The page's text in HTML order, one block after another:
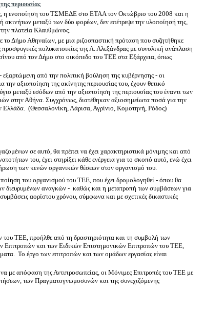
περιουσίας
η ενοποίηση του ΤΣΜΕΔΕ στο ΕΤΑΑ τον Οκτώβριο του 2008 και η
ακινήτων μεταξύ των δύο φορέων, δεν επέτρεψε την υλοποίησή της,
πλατεία Κλαυθμώνος.
Δήμο Αθηναίων, με μια ριζοσπαστική πρόταση που συζητήθηκε
πολυκατοικίες της Λ. Αλεξάνδρας με συνολική ανάπλαση
από τον Δήμο στο οικόπεδο του ΤΕΕ στα Εξάρχεια, όπως
από την πολιτική βούληση της κυβέρνησης - οι
αξιοποίηση της ακίνητης περιουσίας του, έχουν θετικό
μεταξύ εσόδων από την αξιοποίηση της περιουσίας του έναντι των
στην Αθήνα. Συγχρόνως, διατέθηκαν αξιοσημείωτα ποσά για την
Ελλάδα. (Θεσσαλονίκη, Λάρισα, Αγρίνιο, Κομοτηνή, Ρόδος)
σε αυτό, θα πρέπει να έχει χαρακτηριστικά μόνιμης και από
του, έχει στηρίξει κάθε ενέργεια για το σκοπό αυτό, ενώ έχει
των κενών οργανικών θέσεων στον οργανισμό του.
του οργανισμού του ΤΕΕ, που έχει δρομολογηθεί - όπου θα
διευρυμένων αναγκών - καθώς και η μετατροπή των συμβάσεων για
αορίστου χρόνου, σύμφωνα και με σχετικές δικαστικές
ΤΕΕ, προήλθε από τη δραστηριότητα και τη συμβολή των
και των Ειδικών Επιστημονικών Επιτροπών του ΤΕΕ,
Το έργο των επιτροπών και των ομάδων εργασίας είναι
απόφαση της Αντιπροσωπείας, οι Μόνιμες Επιτροπές του ΤΕΕ με
των Πραγματογνωμοσυνών και της συνεχιζόμενης